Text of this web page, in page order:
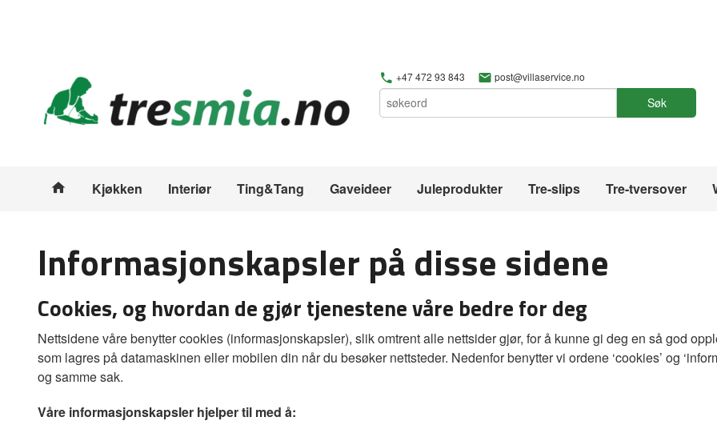
+47 472 93 843 post@villaservice.no
Søk
Produkter
Kjøkken Interiør Ting&Tang Gaveideer Juleprodukter Tre-slips Tre-tversover
Informasjonskapsler på disse sidene
Cookies, og hvordan de gjør tjenestene våre bedre for deg
Nettsidene våre benytter cookies (informasjonskapsler), slik omtrent alle nettsider gjør, for å kunne gi deg en så god
som lagres på datamaskinen eller mobilen din når du besøker nettsteder. Nedenfor benytter vi ordene ‘cookies’ og
og samme sak.
Våre informasjonskapsler hjelper til med å: